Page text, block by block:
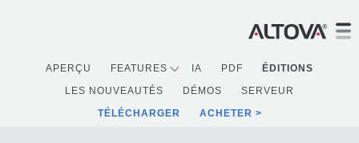
APERÇU FEATURES IA PDF
ÉDITIONS
LES NOUVEAUTÉS
DÉMOS
SERVEUR
TÉLÉCHARGER
ACHETER